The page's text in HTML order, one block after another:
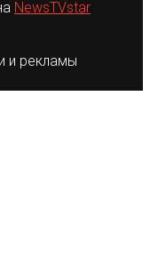
NewsTVstar
и рекламы